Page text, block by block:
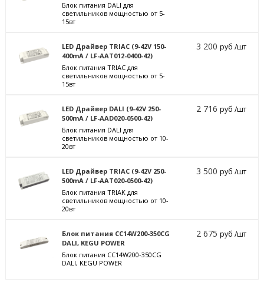
Блок питания DALI для
светильников мощностью от 5-
15вт
LED Драйвер TRIAC (9-42V 150-
400mA / LF-AAT012-0400-42)
Блок питания TRIAC для
светильников мощностью от 5-
15вт
3 200руб /шт
LED Драйвер DALI (9-42V 250-
500mA / LF-AAD020-0500-42)
Блок питания DALI для
светильников мощностью от 10-
20вт
2 716руб /шт
LED Драйвер TRIAC (9-42V 250-
500mA / LF-AAT020-0500-42)
Блок питания TRIAK для
светильников мощностью от 10-
20вт
3 500руб /шт
Блок питания CC14W200-350CG
DALI, KEGU POWER
Блок питания CC14W200-350CG
DALI, KEGU POWER
2 675руб /шт